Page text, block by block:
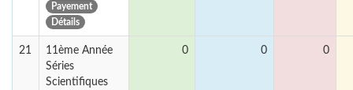
Payement
Détails
21
11ème Année
Séries
Scientifiques
0 0 0